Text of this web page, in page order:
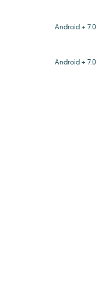
Android + 7.0
Android + 7.0